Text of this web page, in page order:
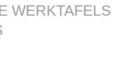
WERKTAFELS